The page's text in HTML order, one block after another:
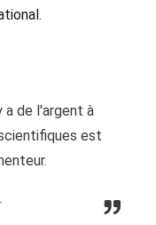
.
a de l'argent à
est